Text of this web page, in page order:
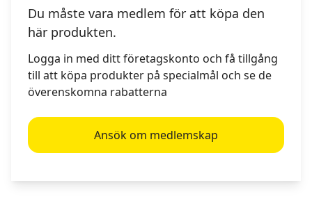
Du måste vara medlem för att köpa den
här produkten.
Logga in med ditt företagskonto och få tillgång
till att köpa produkter på specialmål och se de
överenskomna rabatterna
Ansök om medlemskap